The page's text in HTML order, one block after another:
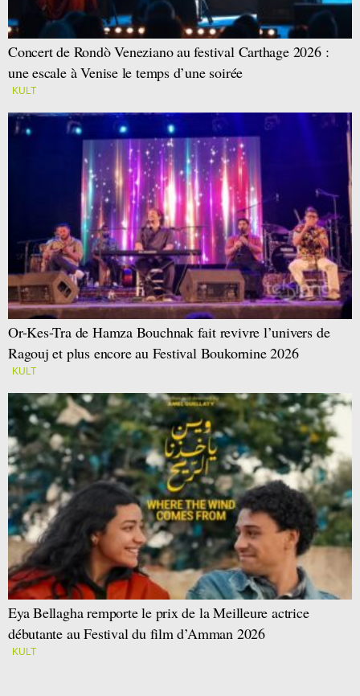
Concert de Rondò Veneziano au festival Carthage 2026 :
une escale à Venise le temps d’une soirée
KULT
Or-Kes-Tra de Hamza Bouchnak fait revivre l’univers de
Ragouj et plus encore au Festival Boukornine 2026
KULT
Eya Bellagha remporte le prix de la Meilleure actrice
débutante au Festival du film d’Amman 2026
KULT